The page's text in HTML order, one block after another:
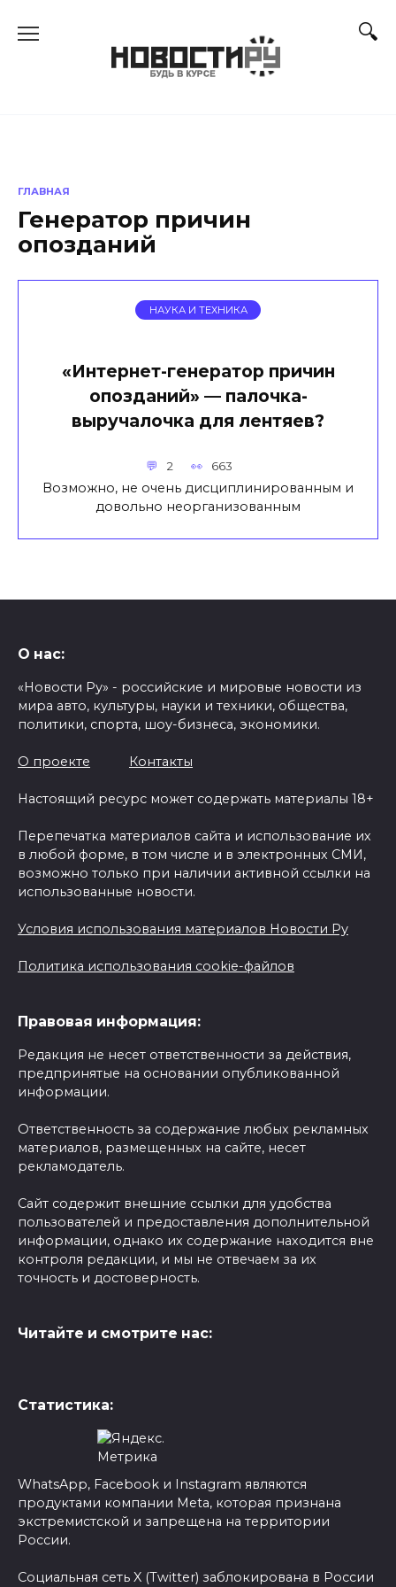
ГЛАВНАЯ
Генератор причин
опозданий
НАУКА И ТЕХНИКА
«Интернет-генератор причин
опозданий» — палочка-
выручалочка для лентяев?
2 663
Возможно, не очень дисциплинированным и
довольно неорганизованным
О нас:
«Новости Ру» - российские и мировые новости из
мира авто, культуры, науки и техники, общества,
политики, спорта, шоу-бизнеса, экономики.
О проекте Контакты
Настоящий ресурс может содержать материалы 18+
Перепечатка материалов сайта и использование их
в любой форме, в том числе и в электронных СМИ,
возможно только при наличии активной ссылки на
использованные новости.
Условия использования материалов Новости Ру
Политика использования cookie-файлов
Правовая информация:
Редакция не несет ответственности за действия,
предпринятые на основании опубликованной
информации.
Ответственность за содержание любых рекламных
материалов, размещенных на сайте, несет
рекламодатель.
Сайт содержит внешние ссылки для удобства
пользователей и предоставления дополнительной
информации, однако их содержание находится вне
контроля редакции, и мы не отвечаем за их
точность и достоверность.
Читайте и смотрите нас:
Статистика:
WhatsApp, Facebook и Instagram являются
продуктами компании Meta, которая признана
экстремистской и запрещена на территории
России.
Социальная сеть X (Twitter) заблокирована в России